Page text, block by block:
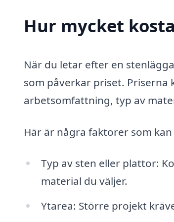
Hur mycket
När du letar efter en
som påverkar priset. Priserna
arbetsomfattning, typ av
Här är några faktorer som
Typ av sten eller plattor:
material du väljer.
Ytarea: Större projekt